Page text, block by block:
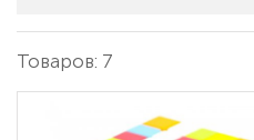
Товаров: 7